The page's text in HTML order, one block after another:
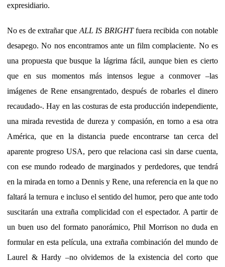
expresidiario.
No es de extrañar que ALL IS BRIGHTfuera recibida con notable
desapego. No nos encontramos ante un film complaciente. No es
una propuesta que busque la lágrima fácil, aunque bien es cierto
que en sus momentos más intensos legue a conmover –las
imágenes de Rene ensangrentado, después de robarles el dinero
recaudado-. Hay en las costuras de esta producción independiente,
una mirada revestida de dureza y compasión, en torno a esa otra
América, que en la distancia puede encontrarse tan cerca del
aparente progreso USA, pero que relaciona casi sin darse cuenta,
con ese mundo rodeado de marginados y perdedores, que tendrá
en la mirada en torno a Dennis y Rene, una referencia en la que no
faltará la ternura e incluso el sentido del humor, pero que ante todo
suscitarán una extraña complicidad con el espectador. A partir de
un buen uso del formato panorámico, Phil Morrison no duda en
formular en esta película, una extraña combinación del mundo de
Laurel & Hardy –no olvidemos de la existencia del corto que